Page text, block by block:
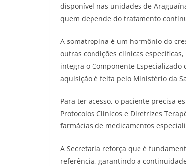
disponível nas unidades de
quem depende do tratamento
A somatropina é um hormônio do
outras condições clínicas
integra o Componente Especializado
aquisição é feita pelo Ministério da
Para ter acesso, o paciente precisa
Protocolos Clínicos e Diretrizes
farmácias de medicamentos
A Secretaria reforça que é
referência, garantindo a